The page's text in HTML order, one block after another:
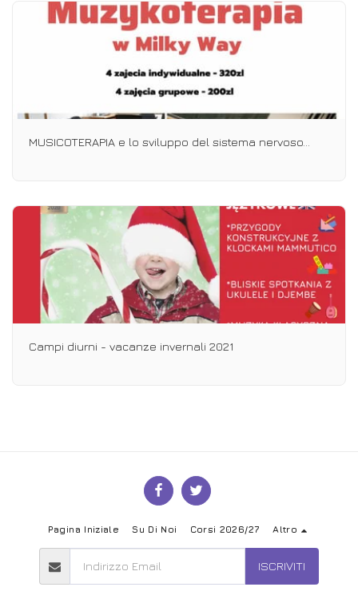
MUSICOTERAPIA e lo sviluppo del sistema nervoso...
Campi diurni - vacanze invernali 2021
Pagina Iniziale Su Di Noi Corsi 2026/27 Altro
ISCRIVITI